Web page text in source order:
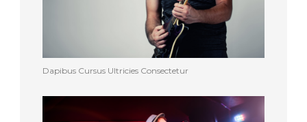
Dapibus Cursus Ultricies Consectetur